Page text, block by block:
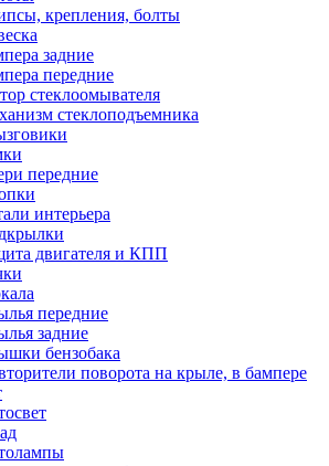
крепления, болты
задние
передние
стеклоомывателя
стеклоподъемника
передние
интерьера
двигателя и КПП
передние
задние
бензобака
поворота на крыле, в бампере